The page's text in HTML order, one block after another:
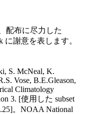
配布に尽力した
に謝意を表します。
S. McNeal, K.
Vose, B.E.Gleason,
Climatology
3. [使用した subset
。NOAA National